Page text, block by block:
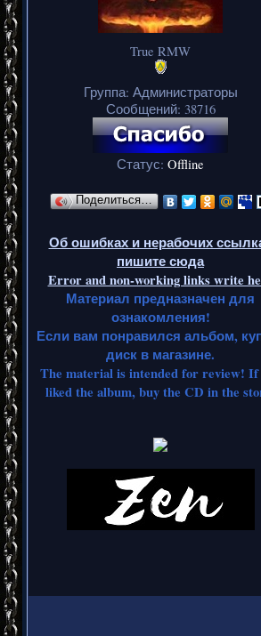
True RMW
Группа: Администраторы
Сообщений: 38716
Статус: Offline
Поделиться…
Об ошибках и нерабочих
пишите сюда
Error and non-working links write
Материал предназначен для
ознакомления!
Если вам понравился альбом,
диск в магазине.
The material is intended for review! If
liked the album, buy the CD in the